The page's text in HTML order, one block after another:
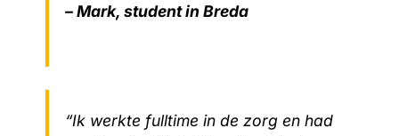
– Mark, student in Breda
“Ik werkte fulltime in de zorg en had